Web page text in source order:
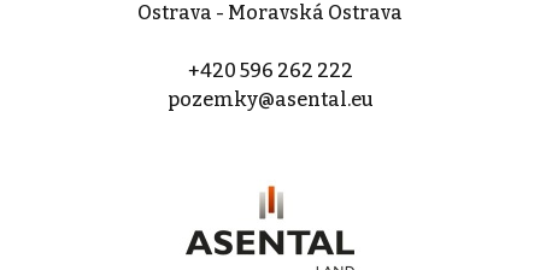
Ostrava - Moravská Ostrava
+420 596 262 222
pozemky@asental.eu